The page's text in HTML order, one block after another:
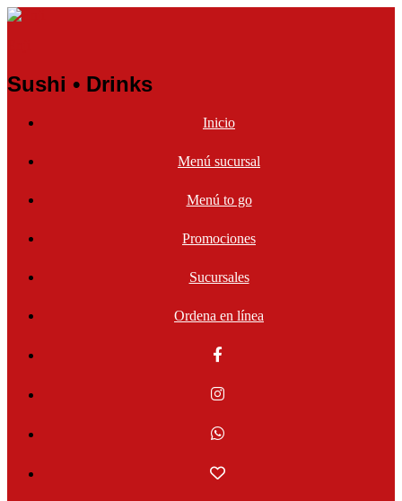
Sushi • Drinks
Inicio
Menú sucursal
Menú to go
Promociones
Sucursales
Ordena en línea